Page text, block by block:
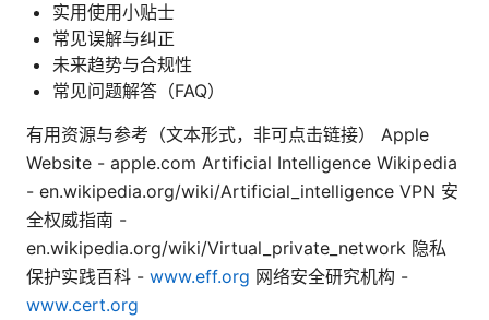
实用使用小贴士
常见误解与纠正
未来趋势与合规性
常见问题解答（FAQ）
有用资源与参考（文本形式，非可点击链接） Apple
Website - apple.com Artificial Intelligence Wikipedia
- en.wikipedia.org/wiki/Artificial_intelligence VPN 安
全权威指南 -
en.wikipedia.org/wiki/Virtual_private_network 隐私
保护实践百科 - www.eff.org 网络安全研究机构 -
www.cert.org